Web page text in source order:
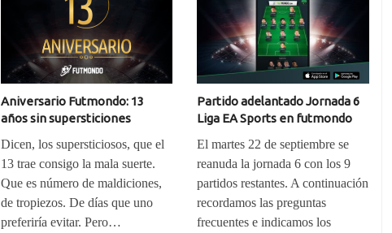
Aniversario Futmondo: 13
años sin supersticiones
Dicen, los supersticiosos, que el
13 trae consigo la mala suerte.
Que es número de maldiciones,
de tropiezos. De días que uno
preferiría evitar. Pero…
Partido adelantado Jornada 6
Liga EA Sports en futmondo
El martes 22 de septiembre se
reanuda la jornada 6 con los 9
partidos restantes. A continuación
recordamos las preguntas
frecuentes e indicamos los